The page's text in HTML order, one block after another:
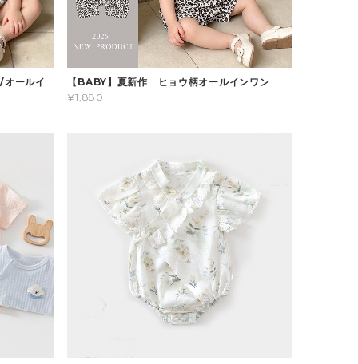
オールイ
【BABY】夏新作 ヒョウ柄オールインワン
¥1,880